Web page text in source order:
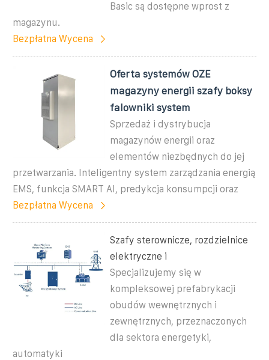
Basic są dostępne wprost z
magazynu.
Bezpłatna Wycena
Oferta systemów OZE
magazyny energii szafy boksy
falowniki system
Sprzedaż i dystrybucja
magazynów energii oraz
elementów niezbędnych do jej
przetwarzania. Inteligentny system zarządzania energią
EMS, funkcja SMART AI, predykcja konsumpcji oraz
Bezpłatna Wycena
Szafy sterownicze, rozdzielnice
elektryczne i
Specjalizujemy się w
kompleksowej prefabrykacji
obudów wewnętrznych i
zewnętrznych, przeznaczonych
dla sektora energetyki,
automatyki